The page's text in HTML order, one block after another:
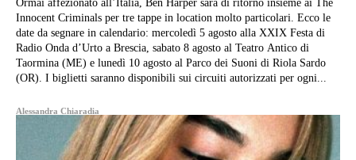
Ormai affezionato all’Italia, Ben Harper sarà di ritorno insieme ai The
Innocent Criminals per tre tappe in location molto particolari. Ecco le
date da segnare in calendario: mercoledì 5 agosto alla XXIX Festa di
Radio Onda d’Urto a Brescia, sabato 8 agosto al Teatro Antico di
Taormina (ME) e lunedì 10 agosto al Parco dei Suoni di Riola Sardo
(OR). I biglietti saranno disponibili sui circuiti autorizzati per ogni...
Alessandra Chiaradia